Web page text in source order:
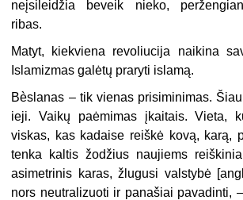
neįsileidžia beveik nieko,
ribas.
Matyt, kiekviena revoliucija naikina
Islamizmas galėtų praryti islamą.
Bèslanas – tik vienas prisiminimas.
ieji. Vaikų paėmimas įkaitais. Vieta,
viskas, kas kadaise reiškė kovą, karą,
tenka kaltis žodžius naujiems
asimetrinis karas, žlugusi valstybė
nors neutralizuoti ir panašiai pavadinti,